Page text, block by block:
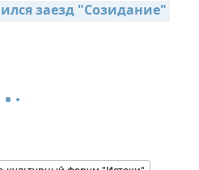
заезд "Созидание"